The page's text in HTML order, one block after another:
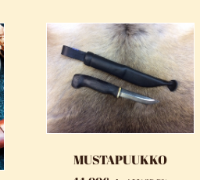
MUSTAPUUKKO